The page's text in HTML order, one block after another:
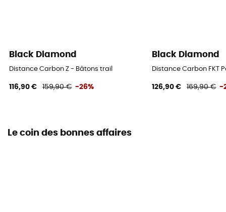
Black Diamond
Distance Carbon Z - Bâtons trail
116,90 € 159,90 € -26%
Black Diamond
Distance Carbon FKT
126,90 € 169,90 € -
Le coin des bonnes affaires